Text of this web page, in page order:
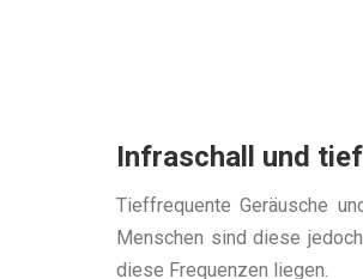
Infraschall und
Tieffrequente Geräusche
Menschen sind diese
diese Frequenzen liegen.